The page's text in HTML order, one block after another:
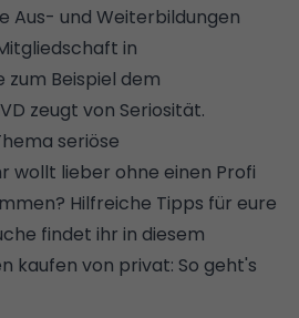
Aus- und Weiterbildungen
in
Beispiel dem
zeugt von Seriosität.
seriöse
wollt lieber ohne einen Profi
Hilfreiche Tipps für eure
findet ihr in diesem
kaufen von privat: So geht's